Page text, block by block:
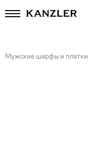
Мужские шарфы и платки